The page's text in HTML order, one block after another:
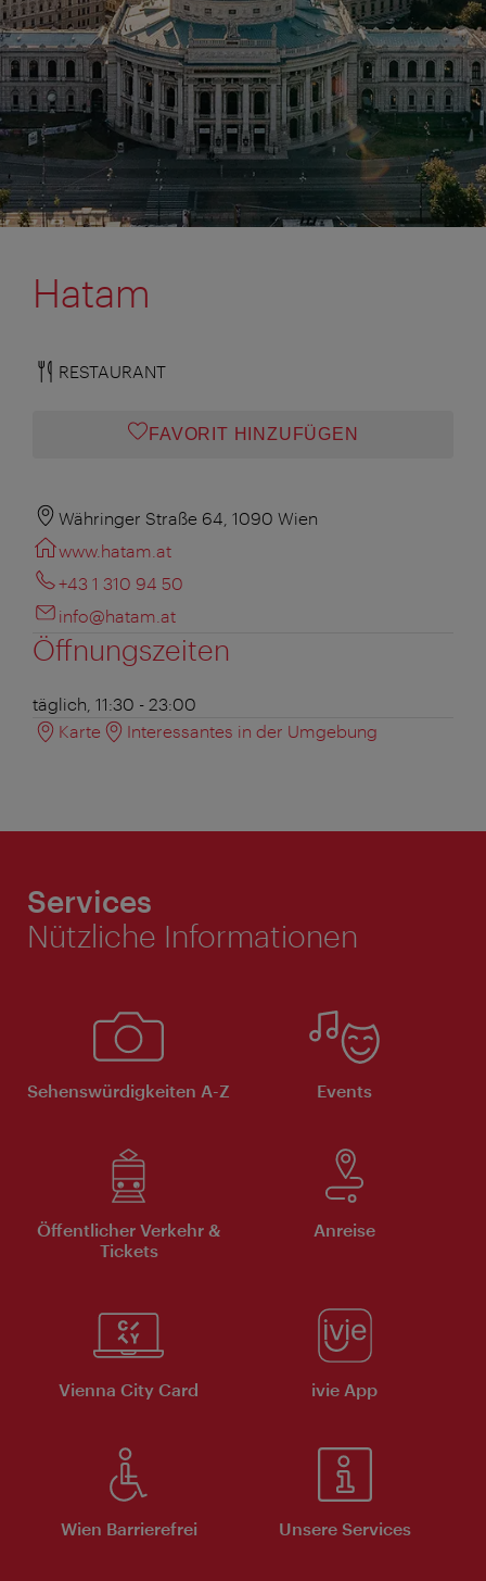
Hatam
RESTAURANT
FAVORIT HINZUFÜGEN
Währinger Straße 64, 1090 Wien
www.hatam.at
+43 1 310 94 50
info@hatam.at
Öffnungszeiten
täglich, 11:30 - 23:00
Karte
Interessantes in der Umgebung
Services
Nützliche Informationen
Sehenswürdigkeiten A-Z Events
Öffentlicher Verkehr &
Tickets
Anreise
Vienna City Card ivie App
Wien Barrierefrei Unsere Services